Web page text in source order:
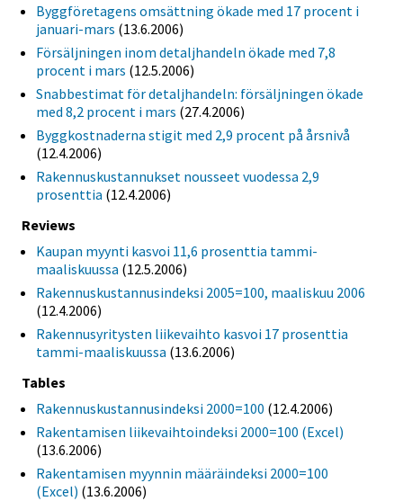
Byggföretagens omsättning ökade med 17 procent i
januari-mars (13.6.2006)
Försäljningen inom detaljhandeln ökade med 7,8
procent i mars (12.5.2006)
Snabbestimat för detaljhandeln: försäljningen ökade
med 8,2 procent i mars (27.4.2006)
Byggkostnaderna stigit med 2,9 procent på årsnivå
(12.4.2006)
Rakennuskustannukset nousseet vuodessa 2,9
prosenttia (12.4.2006)
Reviews
Kaupan myynti kasvoi 11,6 prosenttia tammi-
maaliskuussa (12.5.2006)
Rakennuskustannusindeksi 2005=100, maaliskuu 2006
(12.4.2006)
Rakennusyritysten liikevaihto kasvoi 17 prosenttia
tammi-maaliskuussa (13.6.2006)
Tables
Rakennuskustannusindeksi 2000=100 (12.4.2006)
Rakentamisen liikevaihtoindeksi 2000=100 (Excel)
(13.6.2006)
Rakentamisen myynnin määräindeksi 2000=100
(Excel) (13.6.2006)